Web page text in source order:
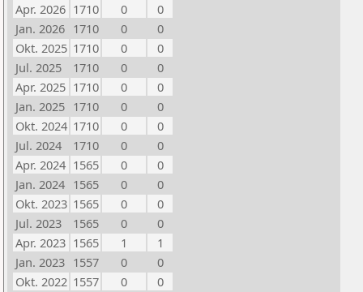
Apr. 2026 1710 0
0
Jan. 2026 1710 0
0
Okt. 2025 1710 0
0
Jul. 2025
1710 0
0
Apr. 2025 1710 0
0
Jan. 2025 1710 0
0
Okt. 2024 1710 0
0
Jul. 2024
1710 0
0
Apr. 2024 1565 0
0
Jan. 2024 1565 0
0
Okt. 2023 1565 0
0
Jul. 2023
1565 0
0
Apr. 2023 1565 1
1
Jan. 2023 1557 0
0
Okt. 2022 1557 0
0